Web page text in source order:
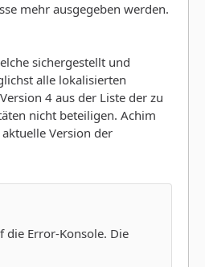
schlichtweg nicht wahr,
mehr ausgegeben werden.
sichergestellt und
alle lokalisierten
4 aus der Liste der zu
nicht beteiligen. Achim
Version der
die Error-Konsole. Die